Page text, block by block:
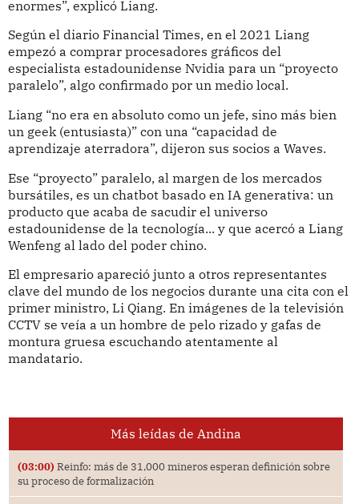
enormes”, explicó Liang.
Según el diario Financial Times, en el 2021 Liang
empezó a comprar procesadores gráficos del
especialista estadounidense Nvidia para un “proyecto
paralelo”, algo confirmado por un medio local.
Liang “no era en absoluto como un jefe, sino más bien
un geek (entusiasta)” con una “capacidad de
aprendizaje aterradora”, dijeron sus socios a Waves.
Ese “proyecto” paralelo, al margen de los mercados
bursátiles, es un chatbot basado en IA generativa: un
producto que acaba de sacudir el universo
estadounidense de la tecnología... y que acercó a Liang
Wenfeng al lado del poder chino.
El empresario apareció junto a otros representantes
clave del mundo de los negocios durante una cita con el
primer ministro, Li Qiang. En imágenes de la televisión
CCTV se veía a un hombre de pelo rizado y gafas de
montura gruesa escuchando atentamente al
mandatario.
Más leídas de Andina
(03:00) Reinfo: más de 31,000 mineros esperan definición sobre
su proceso de formalización